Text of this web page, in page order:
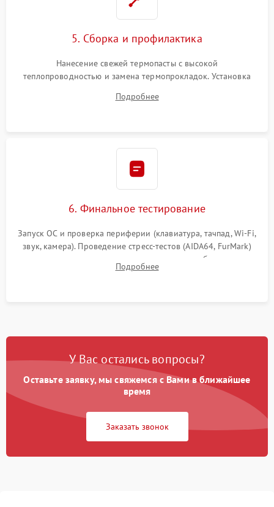
5. Сборка и профилактика
Нанесение свежей термопасты с высокой
теплопроводностью и замена термопрокладок. Установка
шлейфов, модулей памяти и накопителей. Предварительная
Подробнее
6. Финальное тестирование
Запуск ОС и проверка периферии (клавиатура, тачпад, Wi-Fi,
звук, камера). Проведение стресс-тестов (AIDA64, FurMark)
для контроля температурного режима и стабильности
системы под пиковой нагрузкой.
Подробнее
У Вас остались вопросы?
Оставьте заявку, мы свяжемся с Вами в ближайшее
время
Заказать звонок